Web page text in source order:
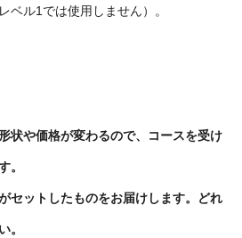
ベル1では使用しません）。
状や価格が変わるので、コースを受け
。
セットしたものをお届けします。どれ
。